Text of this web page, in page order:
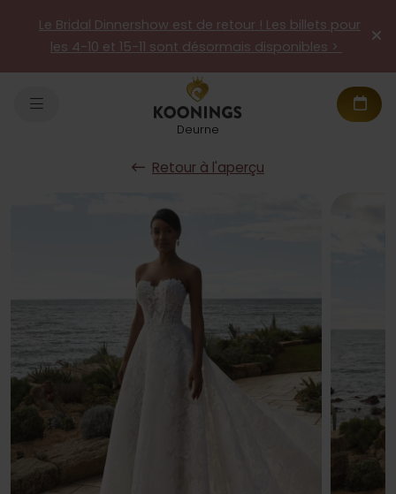
Le Bridal Dinnershow est de retour ! Les billets pour
les 4-10 et 15-11 sont désormais disponibles >
Deurne
Retour à l'aperçu